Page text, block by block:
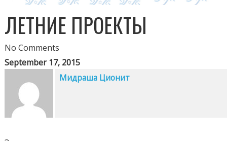
ЛЕТНИЕ ПРОЕКТЫ
No Comments
September 17, 2015
Мидраша Ционит